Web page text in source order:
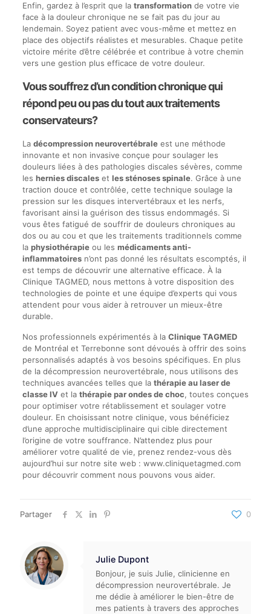
Enfin, gardez à l’esprit que la transformationde votre vie
face à la douleur chronique ne se fait pas du jour au
lendemain. Soyez patient avec vous-même et mettez en
place des objectifs réalistes et mesurables. Chaque petite
victoire mérite d’être célébrée et contribue à votre chemin
vers une gestion plus efficace de votre douleur.
Vous souffrez d’un condition chronique qui
répond peu ou pas du tout aux traitements
conservateurs?
La décompression neurovertébraleest une méthode
innovante et non invasive conçue pour soulager les
douleurs liées à des pathologies discales sévères, comme
les hernies discaleset les sténoses spinale. Grâce à une
traction douce et contrôlée, cette technique soulage la
pression sur les disques intervertébraux et les nerfs,
favorisant ainsi la guérison des tissus endommagés. Si
vous êtes fatigué de souffrir de douleurs chroniques au
dos ou au cou et que les traitements traditionnels comme
la physiothérapieou les médicaments anti-
inflammatoiresn’ont pas donné les résultats escomptés, il
est temps de découvrir une alternative efficace. À la
Clinique TAGMED, nous mettons à votre disposition des
technologies de pointe et une équipe d’experts qui vous
attendent pour vous aider à retrouver un mieux-être
durable.
Nos professionnels expérimentés à la Clinique TAGMED
de Montréal et Terrebonne sont dévoués à offrir des soins
personnalisés adaptés à vos besoins spécifiques. En plus
de la décompression neurovertébrale, nous utilisons des
techniques avancées telles que la thérapie au laser de
classe IVet la thérapie par ondes de choc, toutes conçues
pour optimiser votre rétablissement et soulager votre
douleur. En choisissant notre clinique, vous bénéficiez
d’une approche multidisciplinaire qui cible directement
l’origine de votre souffrance. N’attendez plus pour
améliorer votre qualité de vie, prenez rendez-vous dès
aujourd’hui sur notre site web : www.cliniquetagmed.com
pour découvrir comment nous pouvons vous aider.
Partager 0
Julie Dupont
Bonjour, je suis Julie, clinicienne en
décompression neurovertébrale. Je
me dédie à améliorer le bien-être de
mes patients à travers des approches